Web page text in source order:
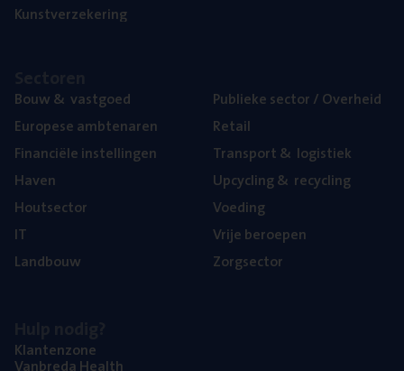
Kunst­ver­ze­ke­ring
Bouw& vastgoed
Euro­pe­se ambtenaren
Finan­ci­ë­le instellingen
Haven
Hout­sec­tor
IT
Land­bouw
Publie­ke sec­tor / Overheid
Retail
Trans­port& logistiek
Upcy­cling& recycling
Voe­ding
Vrije beroe­pen
Zorg­sec­tor
Klan­ten­zo­ne
Van­b­re­da Health